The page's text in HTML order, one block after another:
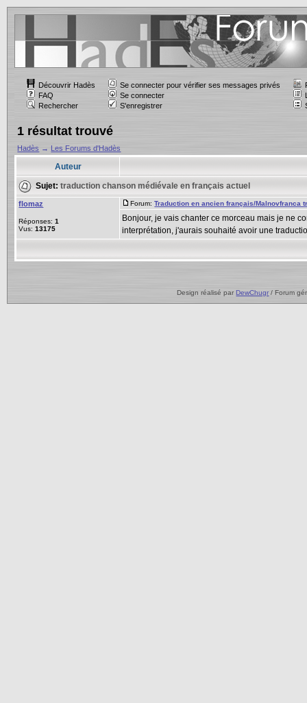
Découvrir Hadès
FAQ
Rechercher
Se connecter pour vérifier ses messages privés
Se connecter
S'enregistrer
1 résultat trouvé
Hadès → Les Forums d'Hadès
Auteur
Sujet:traduction chanson médiévale en français actuel
flomaz
Réponses:1
Vus:13175
Forum:Traduction en ancien français/Malnovfranca
Bonjour, je vais chanter ce morceau mais je ne
interprétation, j'aurais souhaité avoir une
Design réalisé parDewChugr / Forum